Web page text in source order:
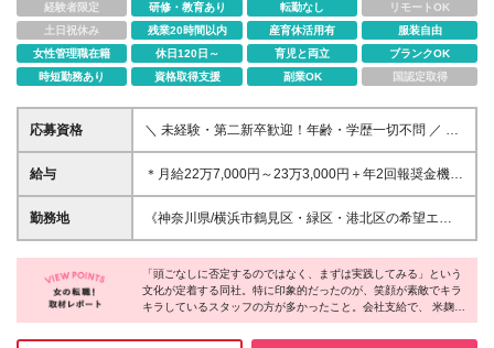
経験者限定
研修・教育あり 転勤なし
リモートOK
土日祝休み
残業20時間以内 産育休活用有
服装自由
女性管理職在籍
休日120日～ 育児と両立
ブランクOK
時短勤務あり
資格取得支援 副業OK 国認定取得
応募資格
＼ 未経験・第二新卒歓迎！年齢・学歴一切不問 ／ ＊
30代～50代を中心に広い方が活躍されています♪ ご年
配の方でも楽しめるフィットネスなので 体力面に自
な方に向いています ／ ＊横浜に根付いて働きたい ＊
人と話すのが好き ＊家庭とプライベートを両立した
給与
＊月給22万7,000円～23万3,000円＋年2回報奨金機会
+決算賞与 ＊前職の経験を考慮して給与を決定いたし
ます ＊試用期間6ヶ月あり ＊残業代は別途全額支給い
え、 より正当に頑張りが反映されるよう 評価制度を
アップデートしました。 新しい試みとして現場目線
での評価も ＋αで反映されるため、 昇給・昇格につな
勤務地
《神奈川県/横浜市鶴見区・緑区・港北区の希望エリ
ア》 ※ご希望の勤務地を考慮します。 ※U・Iターン歓
迎 ※転居を伴う転勤はありません ＜鶴見区＞ ＊カー
ブス鶴見駒岡店 ・神奈川県横浜市鶴見区駒岡5-5-12
武田メディカルビルディング2F ＊カーブス鶴見駅前
店 ・神奈川県横浜市鶴見区鶴見中央1-18-6 バークレ
ハイツ2F ＊カーブス鶴見西口店 ・神奈川県横浜市鶴
「頭ごなしに否定するのではなく、まずは実践してみる」という
文化が定着する同社。特に印象的だったのが、笑顔が素敵でキラ
キラしているスタッフの方が多かったこと。会社支給で、 米麹や
GABA成分が入っているカーブスのプロティンを定期的に摂取し
たり、業務外でも美容や健康を楽しまれているそうです。こんな